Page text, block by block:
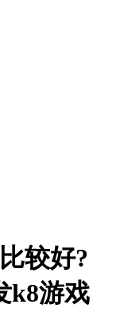
较好?
k8游戏